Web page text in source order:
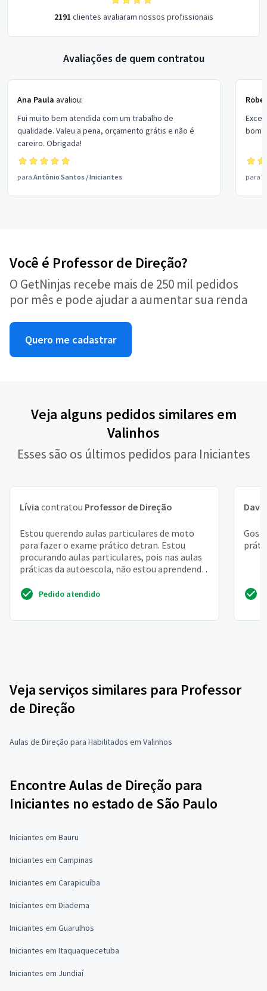
2191 clientes avaliaram nossos profissionais
Avaliações de quem contratou
Ana Paula avaliou:
Fui muito bem atendida com um trabalho de
qualidade. Valeu a pena, orçamento grátis e não é
careiro. Obrigada!
para Antônio Santos /Iniciantes
bom
para
Você é Professor de Direção?
O GetNinjas recebe mais de 250 mil pedidos
por mês e pode ajudar a aumentar sua renda
Quero me cadastrar
Veja alguns pedidos similares em
Valinhos
Esses são os últimos pedidos para Iniciantes
Lívia contratou Professor de Direção
Estou querendo aulas particulares de moto
para fazer o exame prático detran. Estou
procurando aulas particulares, pois nas aulas
práticas da autoescola, não estou aprendendo
Pedido atendido
Davi
Veja serviços similares para Professor
de Direção
Aulas de Direção para Habilitados em Valinhos
Encontre Aulas de Direção para
Iniciantes no estado de São Paulo
Iniciantes em Bauru
Iniciantes em Campinas
Iniciantes em Carapicuíba
Iniciantes em Diadema
Iniciantes em Guarulhos
Iniciantes em Itaquaquecetuba
Iniciantes em Jundiaí